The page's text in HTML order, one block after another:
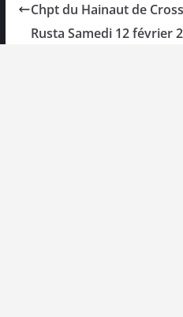
Chpt du Hainaut de
Rusta Samedi 12 février